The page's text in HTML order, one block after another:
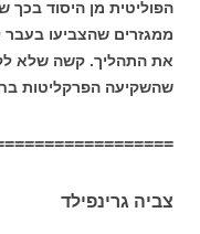
הפוליטית מן היסוד בכך
ממגזרים שהצביעו בעבר
את התהליך. קשה שלא
שהשקיעה הפרקליטות
צביה גרינפילד